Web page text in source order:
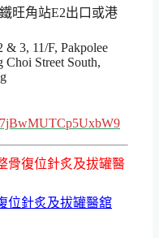
旺角站E2出口或港
& 3, 11/F, Pakpolee
Choi Street South,
骨復位針炙及拔罐醫
位針炙及拔罐醫舘